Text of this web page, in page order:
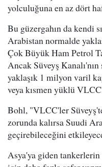
yolculuğuna en az dört
Bu güzergahın da kendi
Arabistan normalde
Çok Büyük Ham Petrol
Ancak Süveyş
yaklaşık 1 milyon varil
veya kısmen yüklü
Bohl, "VLCC'ler
zorunda kalırsa Suudi
geçirebileceğini
Asya'ya giden